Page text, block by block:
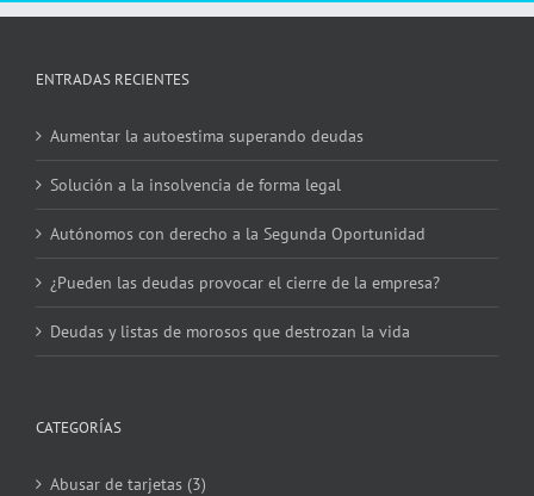
ENTRADAS RECIENTES
Aumentar la autoestima superando deudas
Solución a la insolvencia de forma legal
Autónomos con derecho a la Segunda Oportunidad
¿Pueden las deudas provocar el cierre de la empresa?
Deudas y listas de morosos que destrozan la vida
CATEGORÍAS
Abusar de tarjetas (3)